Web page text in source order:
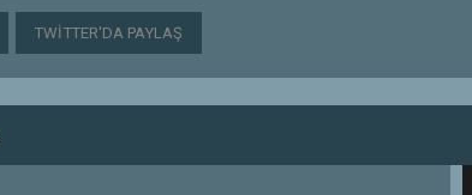
TWITTER'DA PAYLAŞ